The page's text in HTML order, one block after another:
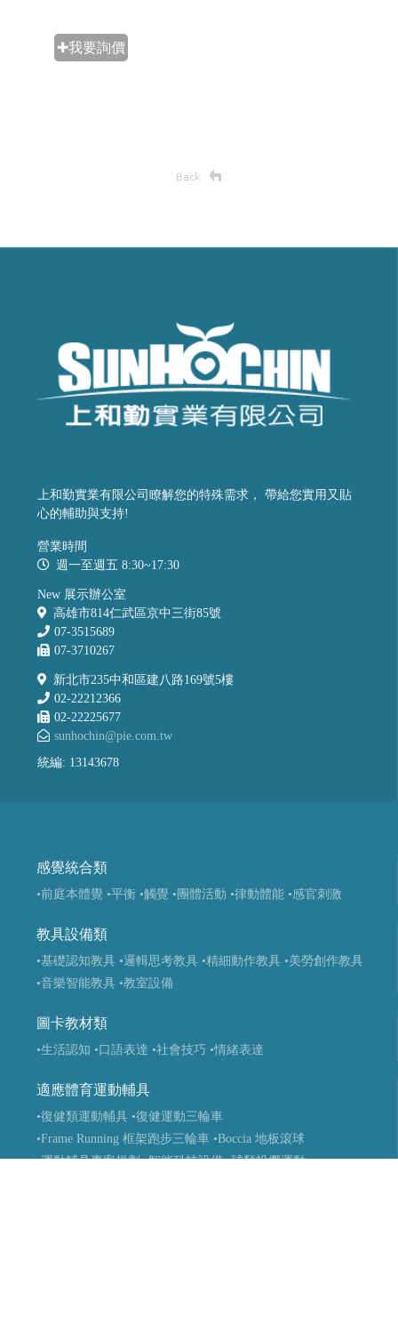
✚我要詢價
上和勤實業有限公司瞭解您的特殊需求， 帶給您實用又貼
心的輔助與支持!
營業時間
週一至週五 8:30~17:30
New 展示辦公室
高雄市814仁武區京中三街85號
07-3515689
07-3710267
新北市235中和區建八路169號5樓
02-22212366
02-22225677
sunhochin@pie.com.tw
統編: 13143678
感覺統合類
•前庭本體覺 •平衡 •觸覺 •團體活動 •律動體能 •感官刺激
教具設備類
•基礎認知教具 •邏輯思考教具 •精細動作教具 •美勞創作教具
•音樂智能教具 •教室設備
圖卡教材類
•生活認知 •口語表達 •社會技巧 •情緒表達
適應體育運動輔具
•復健類運動輔具 •復健運動三輪車
•Frame Running 框架跑步三輪車 •Boccia 地板滾球
•運動輔具專案規劃 •智能科技設備 •球類投擲運動